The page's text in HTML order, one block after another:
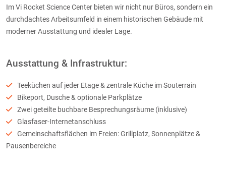
Im Vi Rocket Science Center bieten wir nicht nur Büros, sondern ein
durchdachtes Arbeitsumfeld in einem historischen Gebäude mit
moderner Ausstattung und idealer Lage.
Ausstattung & Infrastruktur:
Teeküchen auf jeder Etage & zentrale Küche im Souterrain
Bikeport, Dusche & optionale Parkplätze
Zwei geteilte buchbare Besprechungsräume (inklusive)
Glasfaser-Internetanschluss
Gemeinschaftsflächen im Freien: Grillplatz, Sonnenplätze &
Pausenbereiche